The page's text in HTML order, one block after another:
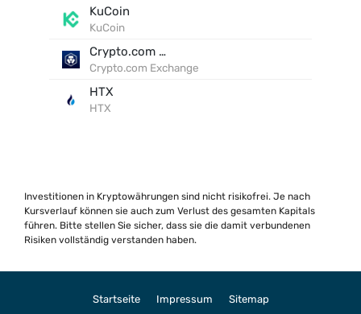
KuCoin
KuCoin
Crypto.com Exchange
Crypto.com Exchange
HTX
HTX
Investitionen in Kryptowährungen sind nicht risikofrei. Je nach
Kursverlauf können sie auch zum Verlust des gesamten Kapitals
führen. Bitte stellen Sie sicher, dass sie die damit verbundenen
Risiken vollständig verstanden haben.
Startseite Impressum Sitemap